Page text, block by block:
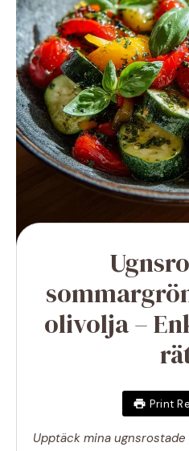
olivolja –
Print
Upptäck mina